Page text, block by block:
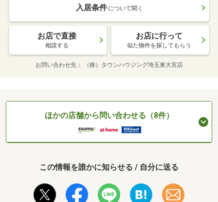
入居条件 について聞く
お店で直接
相談する
お店に行って
似た物件を探してもらう
お問い合わせ先 （株）タウンハウジング埼玉東大宮店
ほかの店舗から問い合わせる（8件）
この情報を誰かに知らせる / 自分に送る